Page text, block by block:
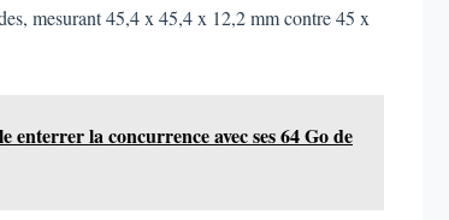
mesurant 45,4 x 45,4 x 12,2 mm contre 45 x
la concurrence avec ses 64 Go de